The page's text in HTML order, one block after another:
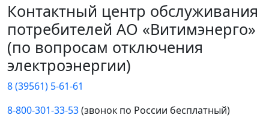
Контактный центр обслуживания
потребителей АО «Витимэнерго»
(по вопросам отключения
электроэнергии)
8 (39561) 5-61-61
8-800-301-33-53(звонок по России бесплатный)